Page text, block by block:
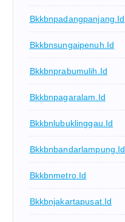
Bkkbnpadangpanjang.id
Bkkbnsungaipenuh.id
Bkkbnprabumulih.id
Bkkbnpagaralam.id
Bkkbnlubuklinggau.id
Bkkbnbandarlampung.id
Bkkbnmetro.id
Bkkbnjakartapusat.id